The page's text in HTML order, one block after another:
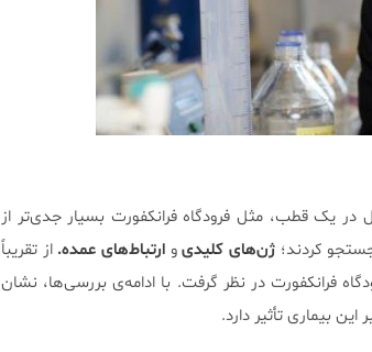
در یک قطب، مثل فرودگاه فرانکفورت بسیار جدی‌تر از
کردند؛ژن‌های کلیدیو ارتباط‌های عمده. از تقریباً
۱۶۸ تا را می‌توان مثل فرودگاه فرانکفورت در نظر گرفت. با ادامه‌ی بررسی‌ها، نشان
بیماری تأثیر دارد.